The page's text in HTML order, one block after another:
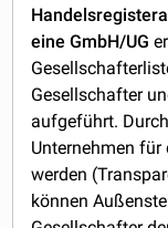
eine GmbH/UG
Gesellschafter
aufgeführt.
Unternehmen
werden
können